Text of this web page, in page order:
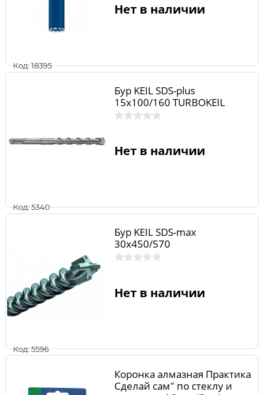
Код: 18395
Нет в наличии
Код: 5340
Бур KEIL SDS-plus
15х100/160 TURBOKEIL
Нет в наличии
Код: 5596
Бур KEIL SDS-max
30х450/570
Нет в наличии
Коронка алмазная Практика
Сделай сам" по стеклу и